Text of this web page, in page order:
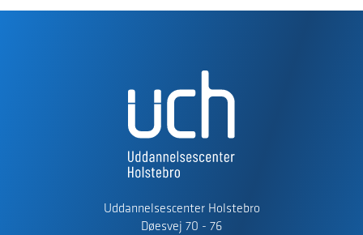
Uddannelsescenter Holstebro
Døesvej 70 - 76